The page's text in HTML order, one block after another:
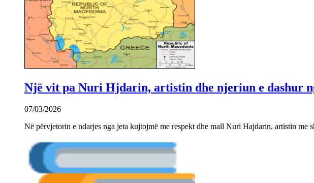
Një vit pa Nuri Hjdarin, artistin dhe njeriun e dashur
07/03/2026
Në përvjetorin e ndarjes nga jeta kujtojmë me respekt dhe mall Nuri Hajdarin, artistin me